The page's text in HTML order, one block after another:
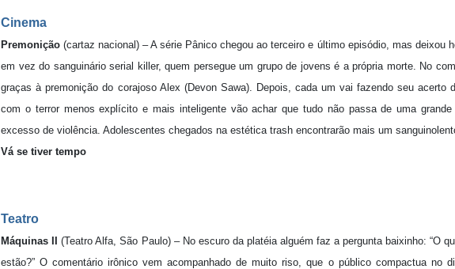
Cinema
Premonição (cartaz nacional) – A série Pânico chegou ao terceiro e último episódio, mas deixou
em vez do sanguinário serial killer, quem persegue um grupo de jovens é a própria morte. No
graças à premonição do corajoso Alex (Devon Sawa). Depois, cada um vai fazendo seu acerto
com o terror menos explícito e mais inteligente vão achar que tudo não passa de uma
excesso de violência. Adolescentes chegados na estética trash encontrarão mais um
Vá se tiver tempo
Teatro
Máquinas II
(Teatro Alfa, São Paulo) – No escuro da platéia alguém faz a pergunta baixinho: “O
estão?” O comentário irônico vem acompanhado de muito riso, que o público compactua no